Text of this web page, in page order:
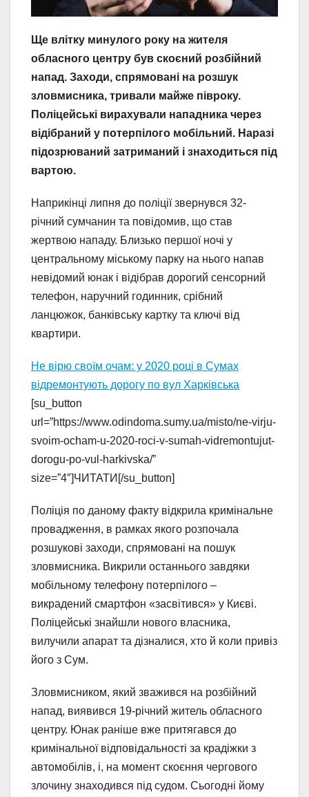
Ще влітку минулого року на жителя
обласного центру був скоєний розбійний
напад. Заходи, спрямовані на розшук
зловмисника, тривали майже півроку.
Поліцейські вирахували нападника через
відібраний у потерпілого мобільний. Наразі
підозрюваний затриманий і знаходиться під
вартою.
Наприкінці липня до поліції звернувся 32-
річний сумчанин та повідомив, що став
жертвою нападу. Близько першої ночі у
центральному міському парку на нього напав
невідомий юнак і відібрав дорогий сенсорний
телефон, наручний годинник, срібний
ланцюжок, банківську картку та ключі від
квартири.
Не вірю своїм очам: у 2020 році в Сумах
відремонтують дорогу по вул Харківська
[su_button
url=”https://www.odindoma.sumy.ua/misto/ne-virju-
svoim-ocham-u-2020-roci-v-sumah-vidremontujut-
dorogu-po-vul-harkivska/”
size=”4″]ЧИТАТИ[/su_button]
Поліція по даному факту відкрила кримінальне
провадження, в рамках якого розпочала
розшукові заходи, спрямовані на пошук
зловмисника. Викрили останнього завдяки
мобільному телефону потерпілого –
викрадений смартфон «засвітився» у Києві.
Поліцейські знайшли нового власника,
вилучили апарат та дізналися, хто й коли привіз
його з Сум.
Зловмисником, який зважився на розбійний
напад, виявився 19-річний житель обласного
центру. Юнак раніше вже притягався до
кримінальної відповідальності за крадіжки з
автомобілів, і, на момент скоєння чергового
злочину знаходився під судом. Сьогодні йому